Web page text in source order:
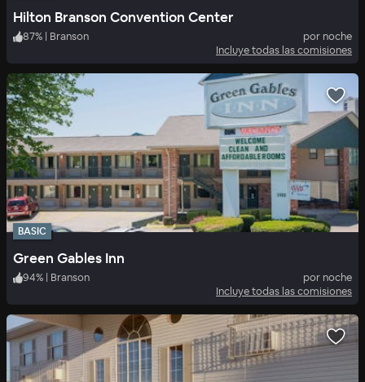
Hilton Branson Convention Center
87% | Branson
por noche
Incluye todas las comisiones
BASIC
Green Gables Inn
94% | Branson
por noche
Incluye todas las comisiones